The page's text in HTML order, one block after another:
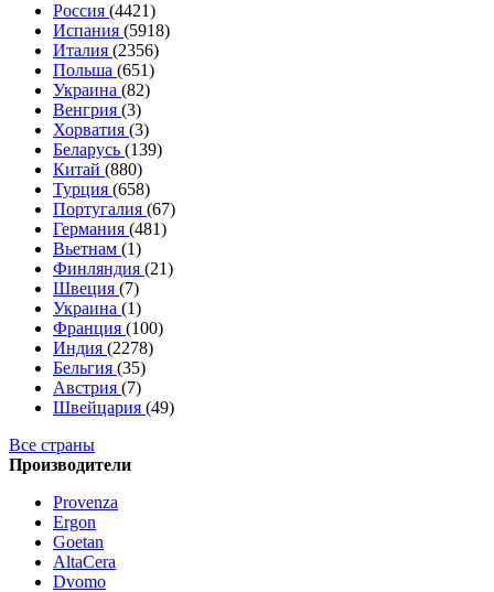
Россия (4421)
Испания (5918)
Италия (2356)
Польша (651)
Украина (82)
Венгрия (3)
Хорватия (3)
Беларусь (139)
Китай (880)
Турция (658)
Португалия (67)
Германия (481)
Вьетнам (1)
Финляндия (21)
Швеция (7)
Украина (1)
Франция (100)
Индия (2278)
Бельгия (35)
Австрия (7)
Швейцария (49)
Все страны
Производители
Provenza
Ergon
Goetan
AltaСera
Dvomo